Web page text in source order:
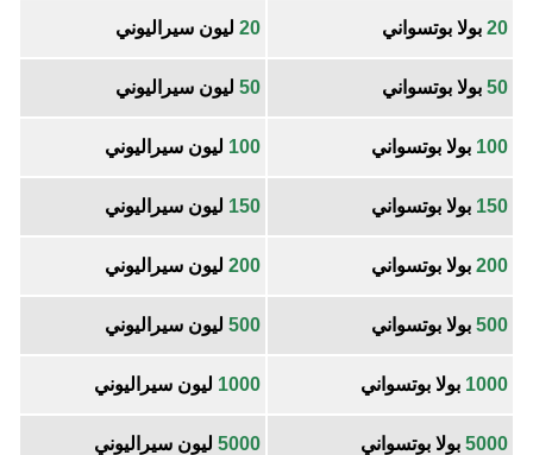
20 بولا بوتسواني 20 ليون سيراليوني
50 بولا بوتسواني 50 ليون سيراليوني
100 بولا بوتسواني 100 ليون سيراليوني
150 بولا بوتسواني 150 ليون سيراليوني
200 بولا بوتسواني 200 ليون سيراليوني
500 بولا بوتسواني 500 ليون سيراليوني
1000 بولا بوتسواني 1000 ليون سيراليوني
5000 بولا بوتسواني 5000 ليون سيراليوني